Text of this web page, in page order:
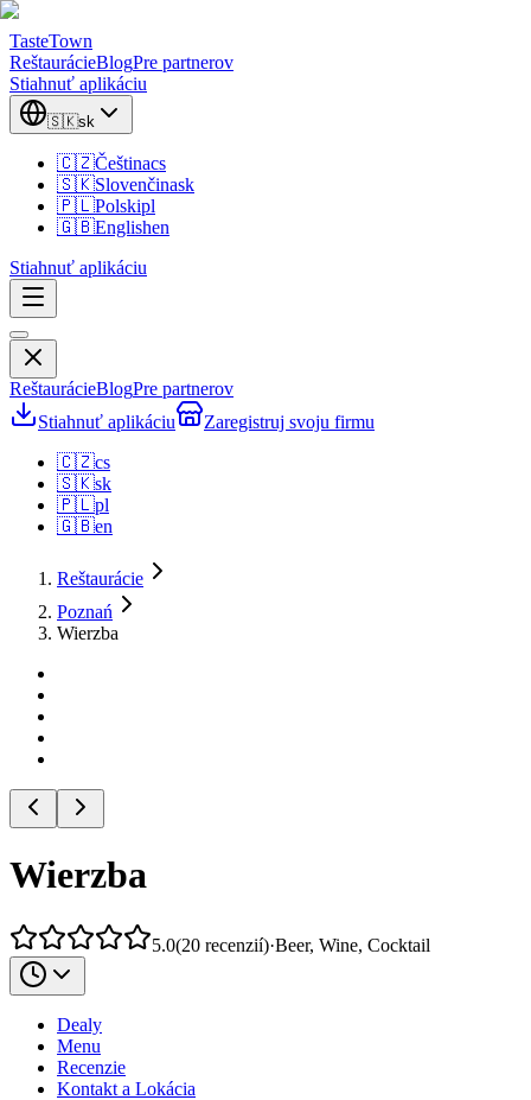
TasteTown
ReštaurácieBlogPre partnerov
Stiahnuť aplikáciu
🇸🇰sk
🇨🇿Češtinacs
🇸🇰Slovenčinask
🇵🇱Polskipl
🇬🇧Englishen
Stiahnuť aplikáciu
ReštaurácieBlogPre partnerov
Stiahnuť aplikáciu
Zaregistruj svoju firmu
🇨🇿cs
🇸🇰sk
🇵🇱pl
🇬🇧en
Reštaurácie
Poznań
Wierzba
Wierzba
5.0(20 recenzií)·Beer, Wine, Cocktail
Dealy
Menu
Recenzie
Kontakt a Lokácia